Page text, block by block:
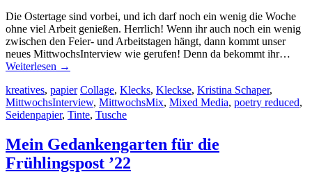
Die Ostertage sind vorbei, und ich darf noch ein wenig die Woche
ohne viel Arbeit genießen. Herrlich! Wenn ihr auch noch ein wenig
zwischen den Feier- und Arbeitstagen hängt, dann kommt unser
neues MittwochsInterview wie gerufen! Denn da bekommt ihr…
Weiterlesen →
kreatives, papier Collage, Klecks, Kleckse, Kristina Schaper,
MittwochsInterview, MittwochsMix, Mixed Media, poetry reduced,
Seidenpapier, Tinte, Tusche
Mein Gedankengarten für die
Frühlingspost ’22